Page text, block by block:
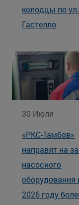
колодцы по ул.
Гастелло
30 Июля
«РКС-Тамбов»
направят на
насосного
оборудования
2026 году